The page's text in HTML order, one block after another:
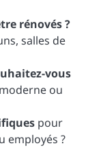
rénovés ?
salles de
vous
ou
pour
employés ?